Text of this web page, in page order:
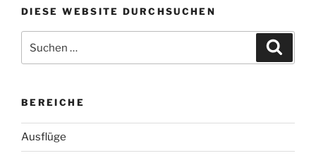
DIESE WEBSITE DURCHSUCHEN
nach:
BEREICHE
Ausflüge